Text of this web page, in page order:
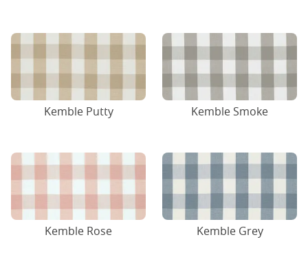
Kemble Putty Kemble Smoke
Kemble Rose Kemble Grey